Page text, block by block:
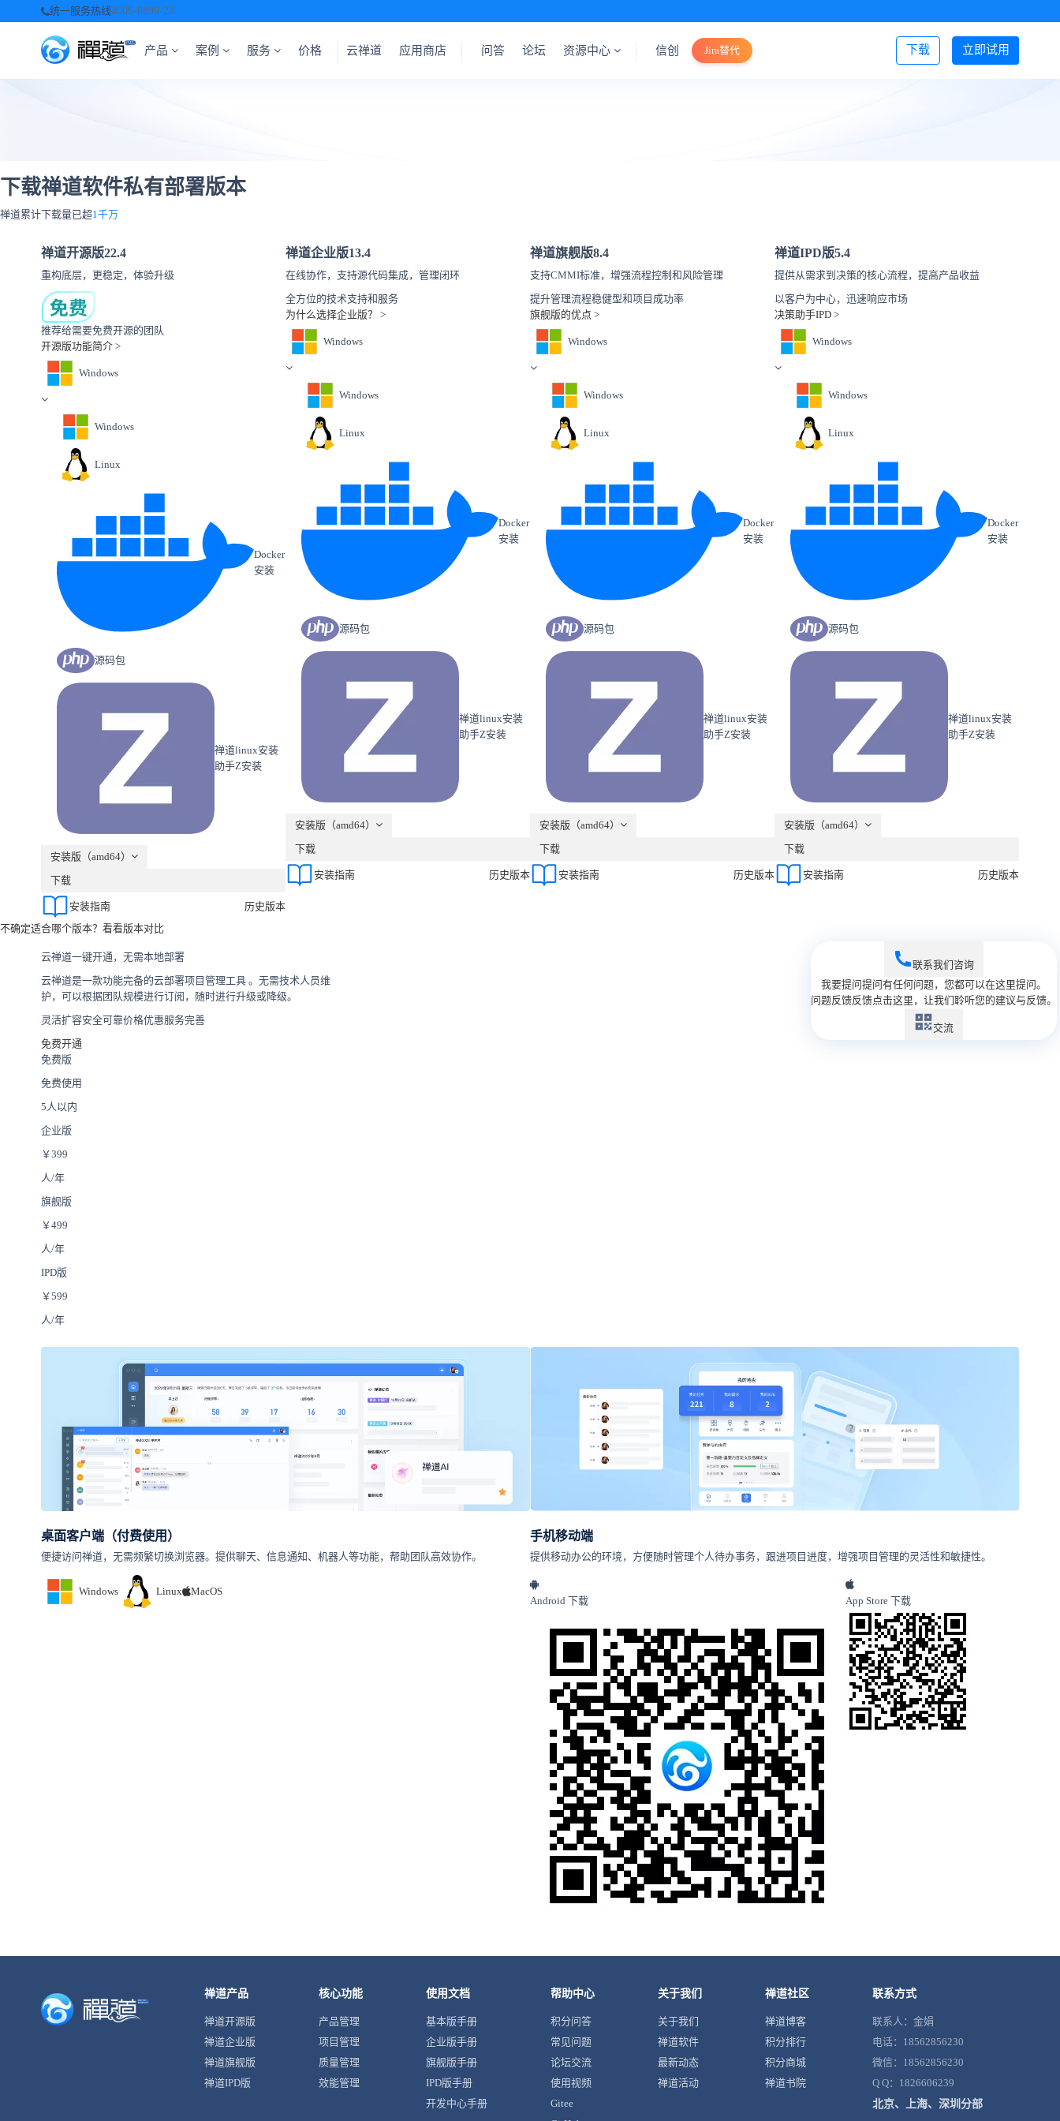
统一服务热线4006-8899-23
产品 案例 服务 价格 立即试用
下载
云禅道 应用商店 问答 论坛 资源中心 信创 Jira替代 登录/注册
下载禅道软件私有部署版本
禅道累计下载量已超1千万
禅道开源版22.4
重构底层，更稳定，体验升级
推荐给需要免费开源的团队
开源版功能简介 >
Windows
Windows
Linux
Docker
安装
源码包
禅道linux安装
助手Z安装
安装版（amd64）
下载
安装指南 历史版本
禅道企业版13.4
在线协作，支持源代码集成，管理闭环
全方位的技术支持和服务
为什么选择企业版？ >
Windows
Windows
Linux
Docker
安装
源码包
禅道linux安装
助手Z安装
安装版（amd64）
下载
安装指南 历史版本
禅道旗舰版8.4
支持CMMI标准，增强流程控制和风险管理
提升管理流程稳健型和项目成功率
旗舰版的优点 >
Windows
Windows
Linux
Docker
安装
源码包
禅道linux安装
助手Z安装
安装版（amd64）
下载
安装指南 历史版本
禅道IPD版5.4
提供从需求到决策的核心流程，提高产品收益
以客户为中心，迅速响应市场
决策助手IPD >
Windows
Windows
Linux
Docker
安装
源码包
禅道linux安装
助手Z安装
安装版（amd64）
下载
安装指南 历史版本
不确定适合哪个版本？看看版本对比
云禅道一键开通，无需本地部署
云禅道是一款功能完备的云部署项目管理工具 。无需技术人员维
护，可以根据团队规模进行订阅，随时进行升级或降级。
灵活扩容安全可靠价格优惠服务完善
免费开通
免费版
免费使用
5人以内
企业版
￥399
人/年
旗舰版
￥499
人/年
IPD版
￥599
人/年
桌面客户端（付费使用）
便捷访问禅道，无需频繁切换浏览器。提供聊天、信息通知、机器人等功能，帮助团队高效协作。
Windows Linux MacOS
手机移动端
提供移动办公的环境，方便随时管理个人待办事务，跟进项目进度，增强项目管理的灵活性和敏捷性。
Android 下载 App Store 下载
禅道产品
禅道开源版
禅道企业版
禅道旗舰版
禅道IPD版
核心功能
产品管理
项目管理
质量管理
效能管理
使用文档
基本版手册
企业版手册
旗舰版手册
IPD版手册
开发中心手册
帮助中心
积分问答
常见问题
论坛交流
使用视频
Gitee
关于我们
关于我们
禅道软件
最新动态
禅道活动
禅道社区
禅道博客
积分排行
积分商城
禅道书院
联系方式
联系人：金娟
电话：18562856230
微信：18562856230
Q Q：1826606239
北京、上海、深圳分部
联系我们咨询
我要提问提问有任何问题，您都可以在这里提问。
问题反馈反馈点击这里，让我们聆听您的建议与反馈。
交流